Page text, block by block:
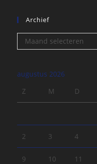
Archief
Archief
Maand selecteren
augustus 2026
Z
M D
2 3 4
9 10 11